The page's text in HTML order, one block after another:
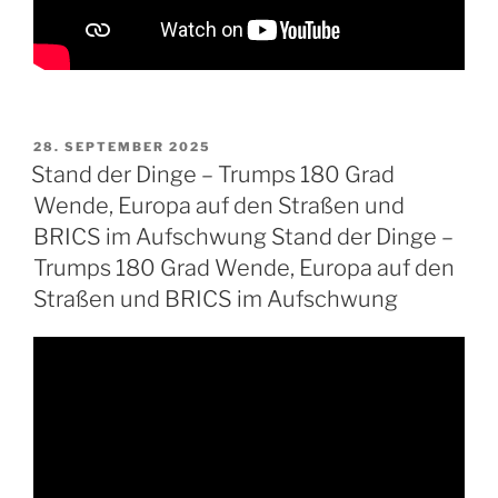
VERÖFFENTLICHT
AM
28. SEPTEMBER 2025
Stand der Dinge – Trumps 180 Grad
Wende, Europa auf den Straßen und
BRICS im Aufschwung Stand der Dinge –
Trumps 180 Grad Wende, Europa auf den
Straßen und BRICS im Aufschwung